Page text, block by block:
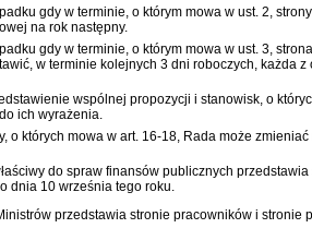
gdy w terminie, o którym mowa w ust. 2,
na rok następny.
gdy w terminie, o którym mowa w ust. 3,
w terminie kolejnych 3 dni roboczych, każda
wspólnej propozycji i stanowisk, o
ich wyrażenia.
o których mowa w art. 16-18, Rada może
do spraw finansów publicznych
dnia 10 września tego roku.
przedstawia stronie pracowników i